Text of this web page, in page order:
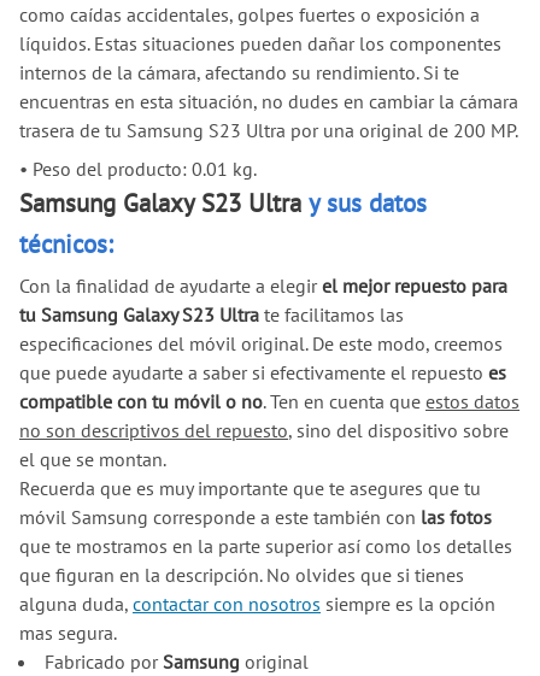
como caídas accidentales, golpes fuertes o exposición a
líquidos. Estas situaciones pueden dañar los componentes
internos de la cámara, afectando su rendimiento. Si te
encuentras en esta situación, no dudes en cambiar la cámara
trasera de tu Samsung S23 Ultra por una original de 200 MP.
• Peso del producto: 0.01 kg.
Samsung Galaxy S23 Ultra y sus datos
técnicos:
Con la finalidad de ayudarte a elegirel mejor repuesto para
tu Samsung Galaxy S23 Ultra te facilitamos las
especificaciones del móvil original. De este modo, creemos
que puede ayudarte a saber si efectivamente el repuesto es
compatible con tu móvil o no. Ten en cuenta que estos datos
no son descriptivos del repuesto, sino del dispositivo sobre
el que se montan.
Recuerda que es muy importante que te asegures que tu
móvil Samsung corresponde a este también con las fotos
que te mostramos en la parte superior así como los detalles
que figuran en la descripción. No olvides que si tienes
alguna duda, contactar con nosotros siempre es la opción
mas segura.
Fabricado porSamsung original